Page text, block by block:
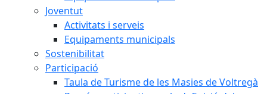
Joventut
Activitats i serveis
Equipaments municipals
Sostenibilitat
Participació
Taula de Turisme de les Masies de Voltregà